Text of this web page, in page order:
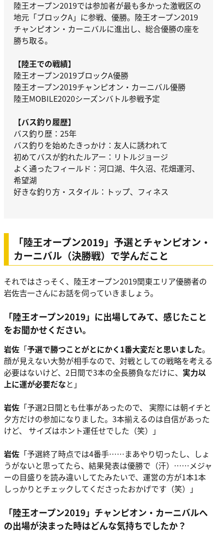
陸王オープン2019では参加者が最も多かった激戦区の
地元「ブロックA」に参戦、優勝。陸王オープン2019
チャンピオン・カーニバルに進出し、総合優勝の座を
勝ち取る。
【陸王での戦績】
陸王オープン2019ブロックA優勝
陸王オープン2019チャンピオン・カーニバル優勝
陸王MOBILE2020シーズンバトル参戦予定
【バス釣り履歴】
バス釣り歴：25年
バス釣りを始めたきっかけ：友人に誘われて
初めてバスが釣れたルアー：リトルジョージ
よく通ったフィールド：河口湖、牛久沼、花畑運河、
希望湖
好きな釣り方・スタイル：トップ、フィネス
「陸王オープン2019」予選とチャンピオン・
カーニバル（決勝戦）で学んだこと
それではさっそく、陸王オープン2019関東エリア優勝者の
岩佐吉一さんにお話を伺っていきましょう。
「陸王オープン2019」に出場してみて、感じたこと
をお聞かせください。
岩佐 「予選で勝つことがとにかく1番大変だと思いました。
顔が見えない大勢が相手なので、対戦としての戦略を考える
必要はないけど、2日間で3本の全長勝負なだけに、 実力以
上に運が必要だなと」
岩佐 「予選2日間とも仕事があったので、 実際には朝イチと
夕方だけの参加になりました。3本揃えるのは自信があった
けど、 サイズはホント運任せでした（笑）」
岩佐 「予選終了時点では4番手……まあやり切ったし、しょ
うがないと思ってたら、結果発表は優勝で（汗）……メジャ
ーの目盛りを読み違いしてたみたいで、運営の方が1本1本
しっかりとチェックしてくださったおかげです（笑）」
「陸王オープン2019」チャンピオン・カーニバルへ
の出場が決まった時はどんな気持ちでしたか？